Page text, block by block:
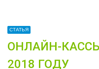
СТАТЬЯ
ОНЛАЙН-
2018 ГОДУ